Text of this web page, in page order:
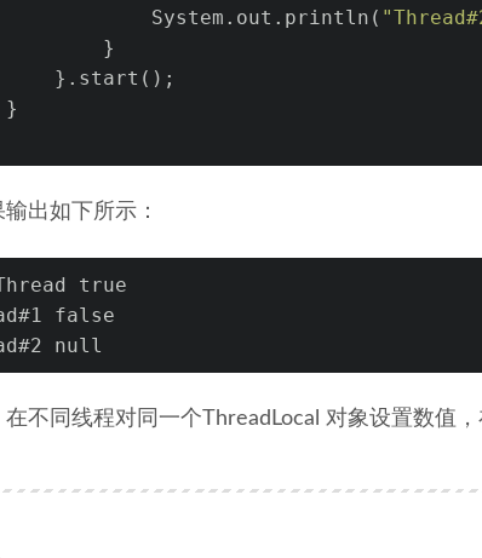
System.out.println(
}
}.start();
}
出如下所示：
true
false
null
在不同线程对同一个ThreadLocal 对象设置数值